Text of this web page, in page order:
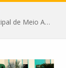
Câmara recebe palestra da Secretária Municipal de Meio Ambiente sobre as ações da “SEMANA DO MEIO AMBIENTE”